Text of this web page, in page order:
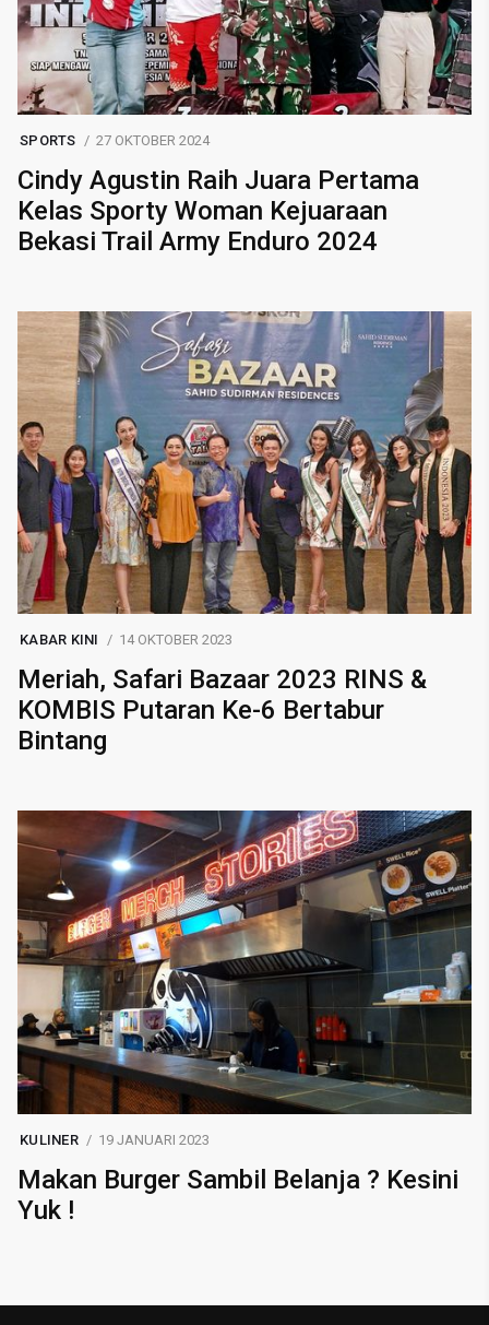
SPORTS 27 OKTOBER 2024
Cindy Agustin Raih Juara Pertama
Kelas Sporty Woman Kejuaraan
Bekasi Trail Army Enduro 2024
KABAR KINI 14 OKTOBER 2023
Meriah, Safari Bazaar 2023 RINS &
KOMBIS Putaran Ke-6 Bertabur
Bintang
KULINER 19 JANUARI 2023
Makan Burger Sambil Belanja ? Kesini
Yuk !